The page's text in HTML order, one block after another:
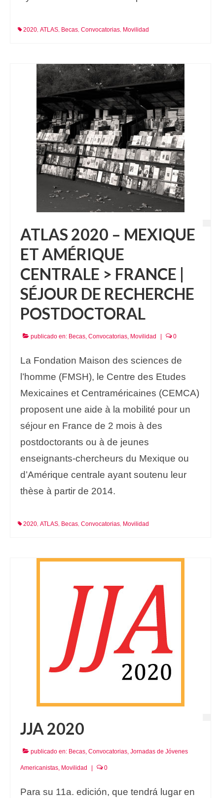
2020, ATLAS, Becas, Convocatorias, Movilidad
ATLAS 2020 – MEXIQUE
ET AMÉRIQUE
CENTRALE > FRANCE |
SÉJOUR DE RECHERCHE
POSTDOCTORAL
publicado en: Becas, Convocatorias, Movilidad 0
La Fondation Maison des sciences de
l’homme (FMSH), le Centre des Etudes
Mexicaines et Centraméricaines (CEMCA)
proposent une aide à la mobilité pour un
séjour en France de 2 mois à des
postdoctorants ou à de jeunes
enseignants-chercheurs du Mexique ou
d’Amérique centrale ayant soutenu leur
thèse à partir de 2014.
2020, ATLAS, Becas, Convocatorias, Movilidad
JJA 2020
publicado en: Becas, Convocatorias, Jornadas de Jóvenes
Americanistas, Movilidad 0
Para su 11a. edición, que tendrá lugar en